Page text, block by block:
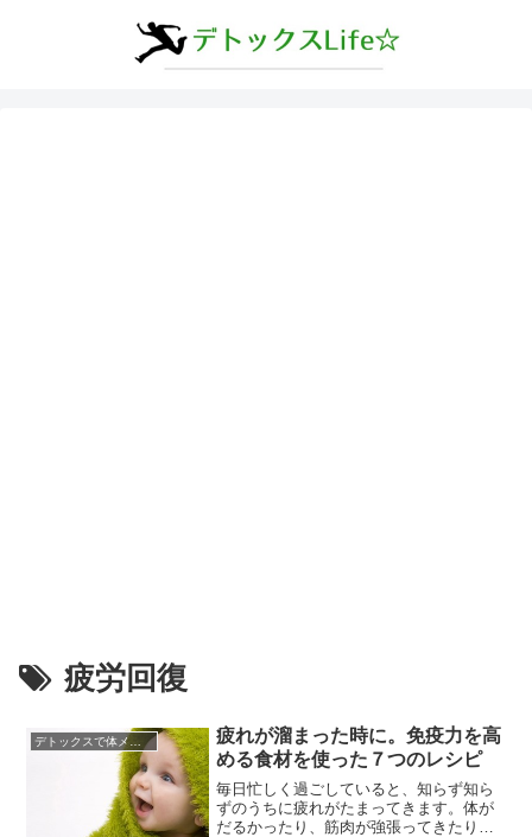
疲労回復
デトックスで体メンテナンス
疲れが溜まった時に。免疫力を高
める食材を使った７つのレシピ
毎日忙しく過ごしていると、知らず知ら
ずのうちに疲れがたまってきます。体が
だるかったり、筋肉が強張ってきたり、